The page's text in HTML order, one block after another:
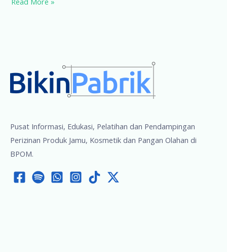
Pusat Informasi, Edukasi, Pelatihan dan Pendampingan
Perizinan Produk Jamu, Kosmetik dan Pangan Olahan di
BPOM.